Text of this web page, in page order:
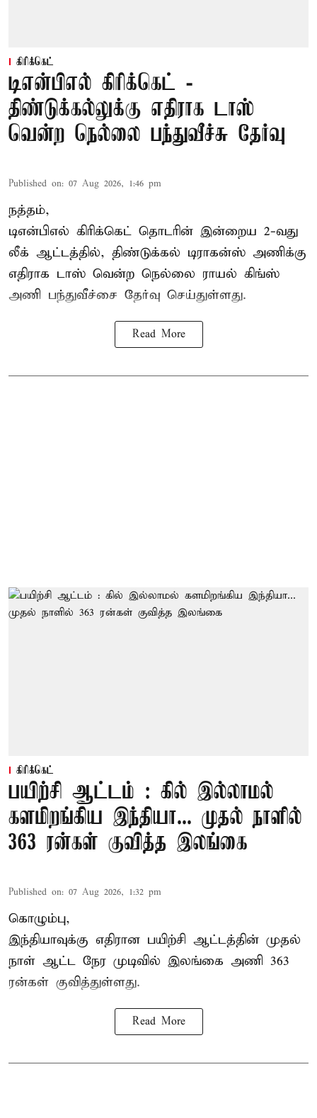
கிரிக்கெட்
டிஎன்பிஎல் கிரிக்கெட் -
திண்டுக்கல்லுக்கு எதிராக டாஸ்
வென்ற நெல்லை பந்துவீச்சு தேர்வு
Published on: 07 Aug 2026, 1:46 pm
நத்தம்,
டிஎன்பிஎல் கிரிக்கெட் தொடரின் இன்றைய 2-வது
லீக் ஆட்டத்தில், திண்டுக்கல் டிராகன்ஸ் அணிக்கு
எதிராக டாஸ் வென்ற நெல்லை ராயல் கிங்ஸ்
அணி பந்துவீச்சை தேர்வு செய்துள்ளது.
Read More
கிரிக்கெட்
பயிற்சி ஆட்டம் : கில் இல்லாமல்
களமிறங்கிய இந்தியா... முதல் நாளில்
363 ரன்கள் குவித்த இலங்கை
Published on: 07 Aug 2026, 1:32 pm
கொழும்பு,
இந்தியாவுக்கு எதிரான பயிற்சி ஆட்டத்தின் முதல்
நாள் ஆட்ட நேர முடிவில் இலங்கை அணி 363
ரன்கள் குவித்துள்ளது.
Read More